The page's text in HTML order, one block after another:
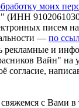
моих
9102061030)
писем
— по
рекламные и
Вайн" на
согласие,
с Вами в